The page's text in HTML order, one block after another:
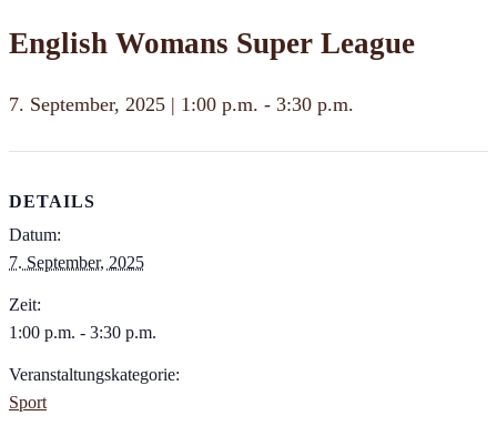
English Womans Super League
7. September, 2025 | 1:00 p.m. - 3:30 p.m.
DETAILS
Datum:
7. September, 2025
Zeit:
1:00 p.m. - 3:30 p.m.
Veranstaltungskategorie:
Sport